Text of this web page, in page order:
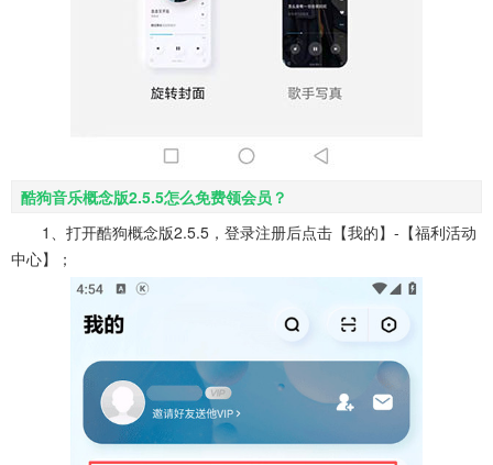
酷狗音乐概念版2.5.5怎么免费领会员？
1、打开酷狗概念版2.5.5，登录注册后点击【我的】-【福利活动
中心】；